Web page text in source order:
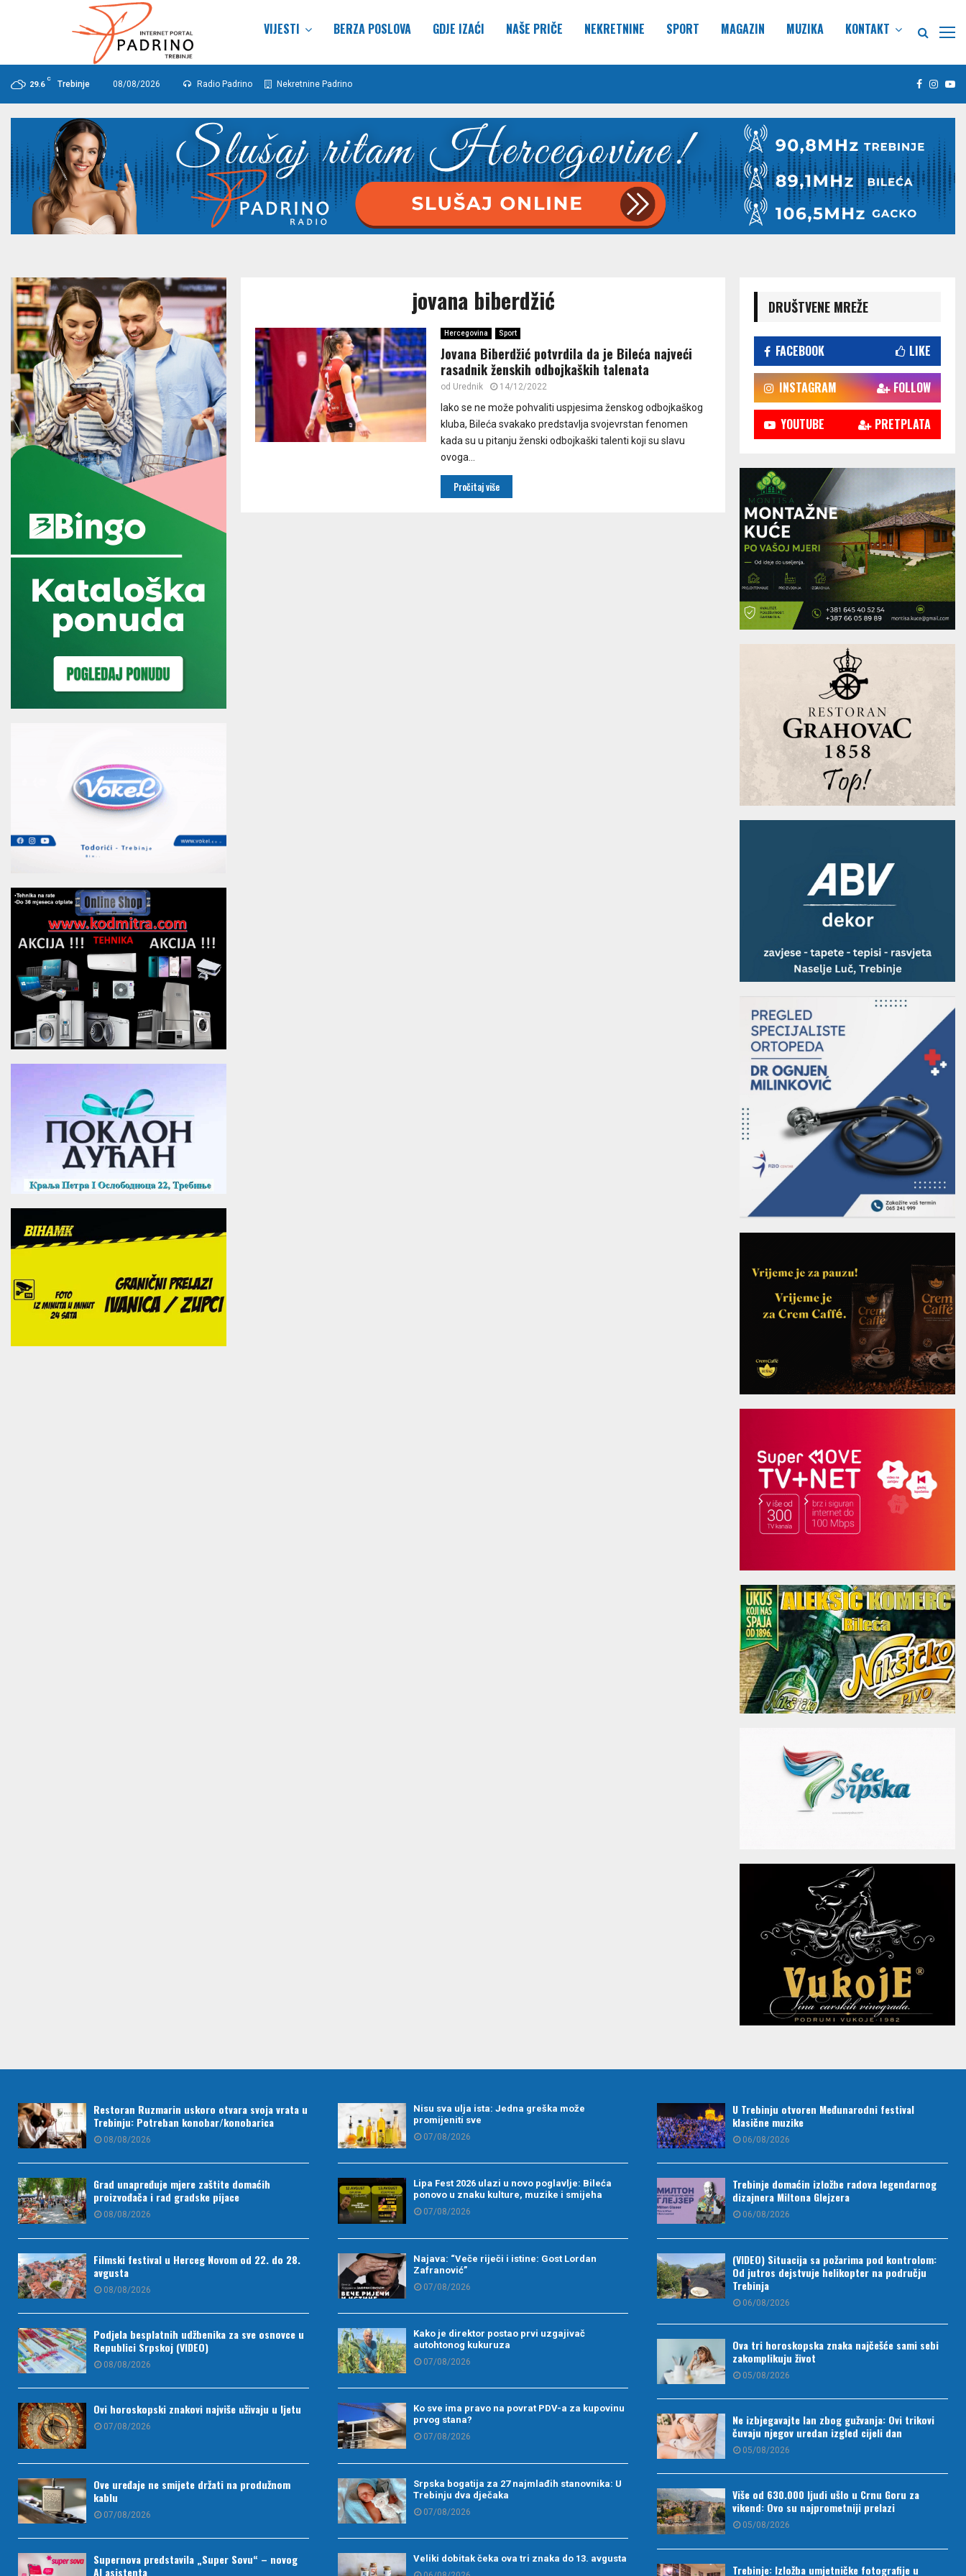
VIJESTI BERZA POSLOVA GDJE IZAĆI NAŠE PRIČE NEKRETNINE SPORT MAGAZIN MUZIKA KONTAKT
29.6
C
Trebinje 08/08/2026 Radio Padrino Nekretnine Padrino Facebook
jovana biberdžić
Hercegovina Sport
Jovana Biberdžić potvrdila da je Bileća najveći
rasadnik ženskih odbojkaških talenata
od Urednik 14/12/2022
Iako se ne može pohvaliti uspjesima ženskog odbojkaškog
kluba, Bileća svakako predstavlja svojevrstan fenomen
kada su u pitanju ženski odbojkaški talenti koji su slavu
ovoga...
Pročitaj više
DRUŠTVENE MREŽE
FACEBOOK LIKE
INSTAGRAM FOLLOW
YOUTUBE PRETPLATA
Restoran Ruzmarin uskoro otvara svoja vrata u
Trebinju: Potreban konobar/konobarica
08/08/2026
Grad unapređuje mjere zaštite domaćih
proizvođača i rad gradske pijace
08/08/2026
Filmski festival u Herceg Novom od 22. do 28.
avgusta
08/08/2026
Podjela besplatnih udžbenika za sve osnovce u
Republici Srpskoj (VIDEO)
08/08/2026
Ovi horoskopski znakovi najviše uživaju u ljetu
07/08/2026
Ove uređaje ne smijete držati na produžnom
kablu
07/08/2026
Supernova predstavila „Super Sovu“ – novog
AI asistenta
Nisu sva ulja ista: Jedna greška može
promijeniti sve
07/08/2026
Lipa Fest 2026 ulazi u novo poglavlje: Bileća
ponovo u znaku kulture, muzike i smijeha
07/08/2026
Najava: “Veče riječi i istine: Gost Lordan
Zafranović”
07/08/2026
Kako je direktor postao prvi uzgajivač
autohtonog kukuruza
07/08/2026
Ko sve ima pravo na povrat PDV-a za kupovinu
prvog stana?
07/08/2026
Srpska bogatija za 27 najmlađih stanovnika: U
Trebinju dva dječaka
07/08/2026
Veliki dobitak čeka ova tri znaka do 13. avgusta
U Trebinju otvoren Međunarodni festival
klasične muzike
06/08/2026
Trebinje domaćin izložbe radova legendarnog
dizajnera Miltona Glejzera
06/08/2026
(VIDEO) Situacija sa požarima pod kontrolom:
Od jutros dejstvuje helikopter na području
Trebinja
06/08/2026
Ova tri horoskopska znaka najčešće sami sebi
zakomplikuju život
05/08/2026
Ne izbjegavajte lan zbog gužvanja: Ovi trikovi
čuvaju njegov uredan izgled cijeli dan
05/08/2026
Više od 630.000 ljudi ušlo u Crnu Goru za
vikend: Ovo su najprometniji prelazi
05/08/2026
Trebinje: Izložba umjetničke fotografije u